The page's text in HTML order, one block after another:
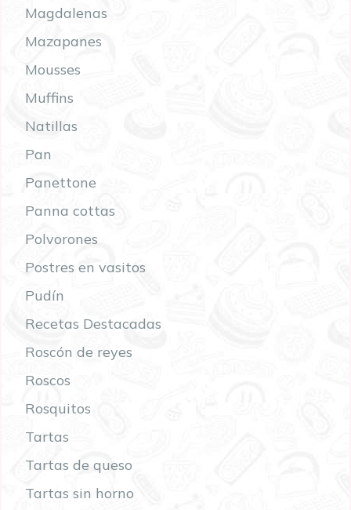
Magdalenas
Mazapanes
Mousses
Muffins
Natillas
Pan
Panettone
Panna cottas
Polvorones
Postres en vasitos
Pudín
Recetas Destacadas
Roscón de reyes
Roscos
Rosquitos
Tartas
Tartas de queso
Tartas sin horno